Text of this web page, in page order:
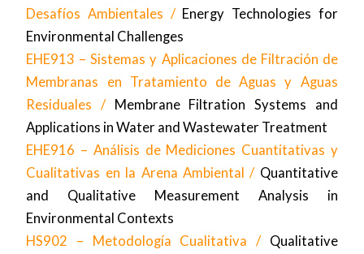
Desafíos Ambientales / Energy Technologies for
Environmental Challenges
EHE913 – Sistemas y Aplicaciones de Filtración de
Membranas en Tratamiento de Aguas y Aguas
Residuales / Membrane Filtration Systems and
Applications in Water and Wastewater Treatment
EHE916 – Análisis de Mediciones Cuantitativas y
Cualitativas en la Arena Ambiental / Quantitative
and Qualitative Measurement Analysis in
Environmental Contexts
HS902 – Metodología Cualitativa / Qualitative